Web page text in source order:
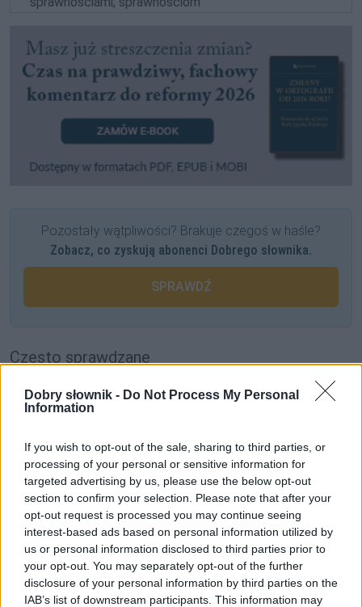
Dobry słownik - Do Not Process My Personal
Information
If you wish to opt-out of the sale, sharing to third parties, or
processing of your personal or sensitive information for
targeted advertising by us, please use the below opt-out
section to confirm your selection. Please note that after your
opt-out request is processed you may continue seeing
interest-based ads based on personal information utilized by
us or personal information disclosed to third parties prior to
your opt-out. You may separately opt-out of the further
disclosure of your personal information by third parties on the
IAB’s list of downstream participants. This information may
Pozostały wątpliwości? Brakuje czegoś w haśle?
Zobacz, co zyskują abonenci Dobrego słownika.
SPRAWDŹ
Często sprawdzane
Księżycowa ortografia
Kto mieszka w Ałma Acie? I o przymiotniku
Ciekawostki
— A może słuszniej byłoby pisać blizki blizko
, bo
bliżej?
skretynieć— A na blogu
do syta— Skąd taka forma